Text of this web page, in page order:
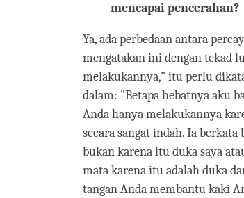
mencapai pencerahan?
Ya, ada perbedaan antara
mengatakan ini dengan tekad
melakukannya," itu perlu
dalam: "Betapa hebatnya aku
Anda hanya melakukannya
secara sangat indah. Ia
bukan karena itu duka saya
mata karena itu adalah duka
tangan Anda membantu kaki